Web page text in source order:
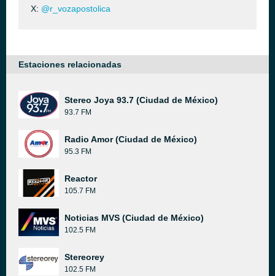
X: @r_vozapostolica
Estaciones relacionadas
Stereo Joya 93.7 (Ciudad de México)
93.7 FM
Radio Amor (Ciudad de México)
95.3 FM
Reactor
105.7 FM
Noticias MVS (Ciudad de México)
102.5 FM
Stereorey
102.5 FM